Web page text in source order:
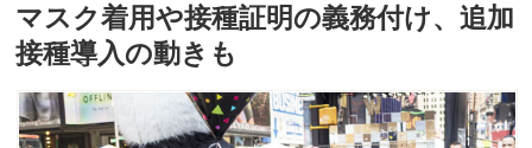
マスク着用や接種証明の義務付け、追加
接種導入の動きも